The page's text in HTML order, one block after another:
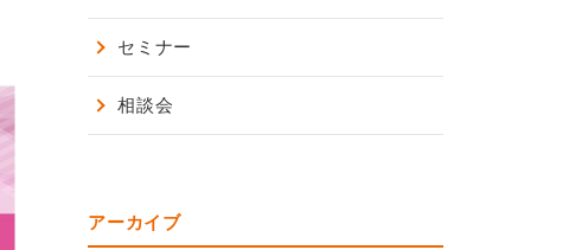
セミナー
相談会
アーカイブ